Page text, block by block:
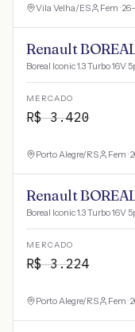
Vila Velha/ES Fem ·
Renault
Boreal Iconic 1.3 Turbo 16V
MERCADO
R$3.420
Porto Alegre/RS Fem ·
Renault
Boreal Iconic 1.3 Turbo 16V
MERCADO
R$3.224
Porto Alegre/RS Fem ·